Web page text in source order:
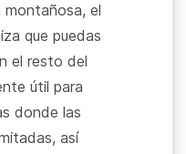
montañosa, el
que puedas
el resto del
útil para
donde las
así